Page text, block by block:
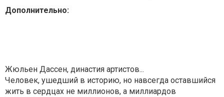
Дополнительно:
Жюльен Дассен, династия артистов...
Человек, ушедший в историю, но навсегда оставшийся
жить в сердцах не миллионов, а миллиардов